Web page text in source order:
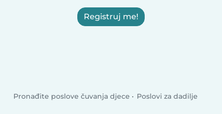
Registruj me!
Pronađite poslove čuvanja djece Poslovi za dadilje